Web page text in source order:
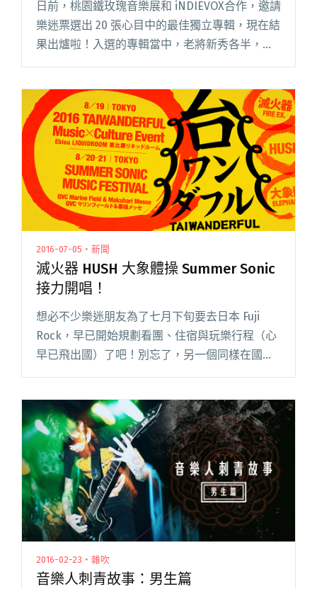
日前，桃園鐵玫瑰音樂展和 iNDIEVOX合作，邀請
樂迷票選出 20 張心目中的最佳獨立專輯，現在結
果出爐啦！入選的專輯當中，老將新秀各半，作
植土地、族群、閱讀全文 "2016 桃園鐵玫瑰音樂
展 最佳獨立專輯票選結果出爐！（1～10名）"
2016-07-05・新聞
滅火器 HUSH 大象體操 Summer Sonic
接力開唱！
想必不少樂迷朋友為了七月下旬要去日本 Fuji
Rock，早已開始規劃看團、住宿與玩樂行程（心
早已飛出國）了吧！別忘了，另一個同樣在國際
間獨具盛名、與 Fuji Rock 風格截然不同的音樂祭
Summ閱讀全文 "滅火器 HUSH 大象體操
Summer Sonic 接力開唱！"
2016-02-23・雜吹
音樂人刺青故事：男生篇